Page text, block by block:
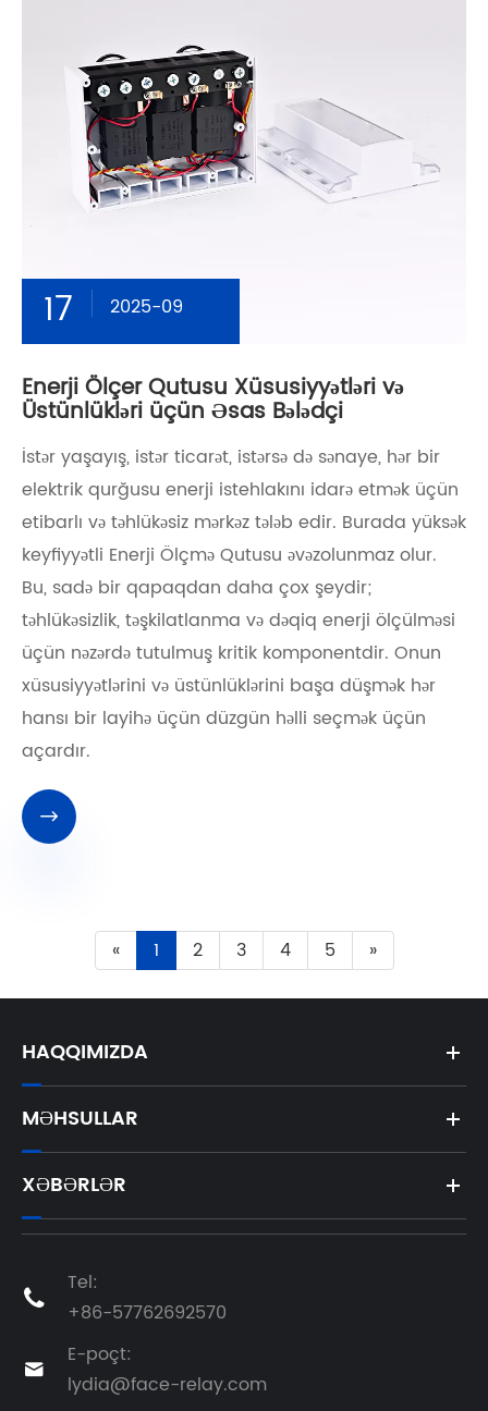
17 2025-09
Enerji Ölçer Qutusu Xüsusiyyətləri və
Üstünlükləri üçün Əsas Bələdçi
İstər yaşayış, istər ticarət, istərsə də sənaye, hər bir
elektrik qurğusu enerji istehlakını idarə etmək üçün
etibarlı və təhlükəsiz mərkəz tələb edir. Burada yüksək
keyfiyyətli Enerji Ölçmə Qutusu əvəzolunmaz olur.
Bu, sadə bir qapaqdan daha çox şeydir;
təhlükəsizlik, təşkilatlanma və dəqiq enerji ölçülməsi
üçün nəzərdə tutulmuş kritik komponentdir. Onun
xüsusiyyətlərini və üstünlüklərini başa düşmək hər
hansı bir layihə üçün düzgün həlli seçmək üçün
açardır.

« 1 2 3 4 5 »
HAQQIMIZDA
MƏHSULLAR
XƏBƏRLƏR

Tel:
+86-57762692570

E-poçt:
lydia@face-relay.com